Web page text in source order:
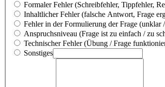
Formaler Fehler (Schreibfehler, Tippfehler,
Inhaltlicher Fehler (falsche Antwort, Frage
Fehler in der Formulierung der Frage (unklar
Anspruchsniveau (Frage ist zu einfach / zu
Technischer Fehler (Übung / Frage
Sonstiges